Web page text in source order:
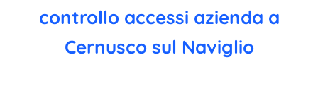
controllo accessi azienda a
Cernusco sul Naviglio